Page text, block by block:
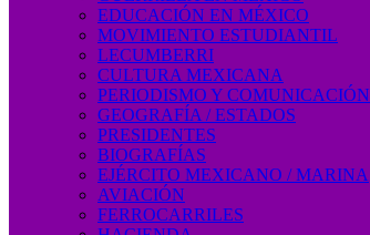
EDUCACIÓN EN MÉXICO
MOVIMIENTO ESTUDIANTIL
LECUMBERRI
CULTURA MEXICANA
PERIODISMO Y COMUNICACIÓN
GEOGRAFÍA / ESTADOS
PRESIDENTES
BIOGRAFÍAS
EJÉRCITO MEXICANO / MARINA
AVIACIÓN
FERROCARRILES